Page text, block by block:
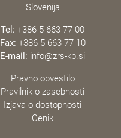
Slovenija
Tel: +386 5 663 77 00
Fax: +386 5 663 77 10
E-mail: info@zrs-kp.si
Pravno obvestilo
Pravilnik o zasebnosti
Izjava o dostopnosti
Cenik